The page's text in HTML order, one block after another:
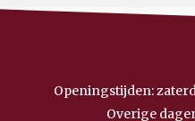
Openingstijden:
Overige